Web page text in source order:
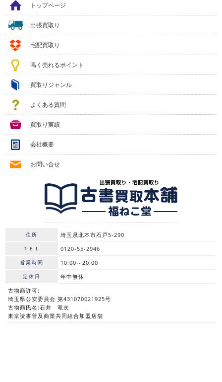
トップページ
出張買取り
宅配買取り
高く売れるポイント
買取りジャンル
よくある質問
買取り実績
会社概要
お問い合せ
住所 埼玉県北本市石戸5-290
ＴＥＬ 0120-55-2946
営業時間 10:00～20:00
定休日
年中無休
古物商許可:
埼玉県公安委員会 第431070021925号
古物商氏名:石井 竜次
東京読書普及商業共同組合加盟店舗